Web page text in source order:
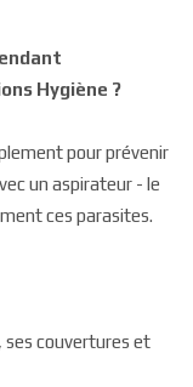
Hygiène ?
pour prévenir
un aspirateur - le
ces parasites.
ses couvertures et